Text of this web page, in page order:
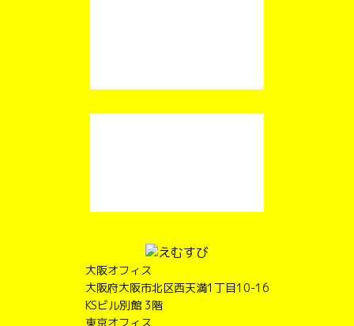
大阪オフィス
大阪府大阪市北区西天満1丁目10-16
KSビル別館 3階
東京オフィス